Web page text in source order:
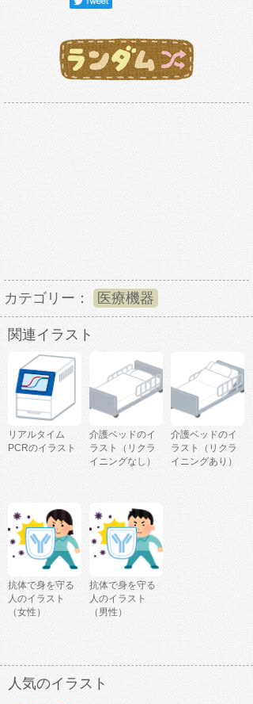
カテゴリー： 医療機器
関連イラスト
リアルタイム
PCRのイラスト
介護ベッドのイ
ラスト（リクラ
イニングなし）
介護ベッドのイ
ラスト（リクラ
イニングあり）
抗体で身を守る
人のイラスト
（女性）
抗体で身を守る
人のイラスト
（男性）
人気のイラスト